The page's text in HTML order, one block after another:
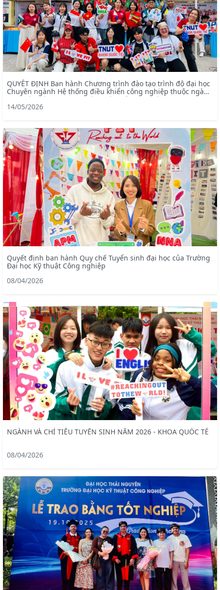
QUYẾT ĐỊNH Ban hành Chương trình đào tạo trình độ đại học
Chuyên ngành Hệ thống điều khiển công nghiệp thuộc ngành
Kỹ thuật điện – chương trình tiên tiến (mã ngành: 7905228)
14/05/2026
Quyết định ban hành Quy chế Tuyển sinh đại học của Trường
Đại học Kỹ thuật Công nghiệp
08/04/2026
NGÀNH VÀ CHỈ TIÊU TUYỂN SINH NĂM 2026 - KHOA QUỐC TẾ
08/04/2026